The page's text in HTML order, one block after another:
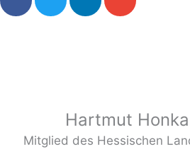
Hartmut Honka
Mitglied des Hessischen